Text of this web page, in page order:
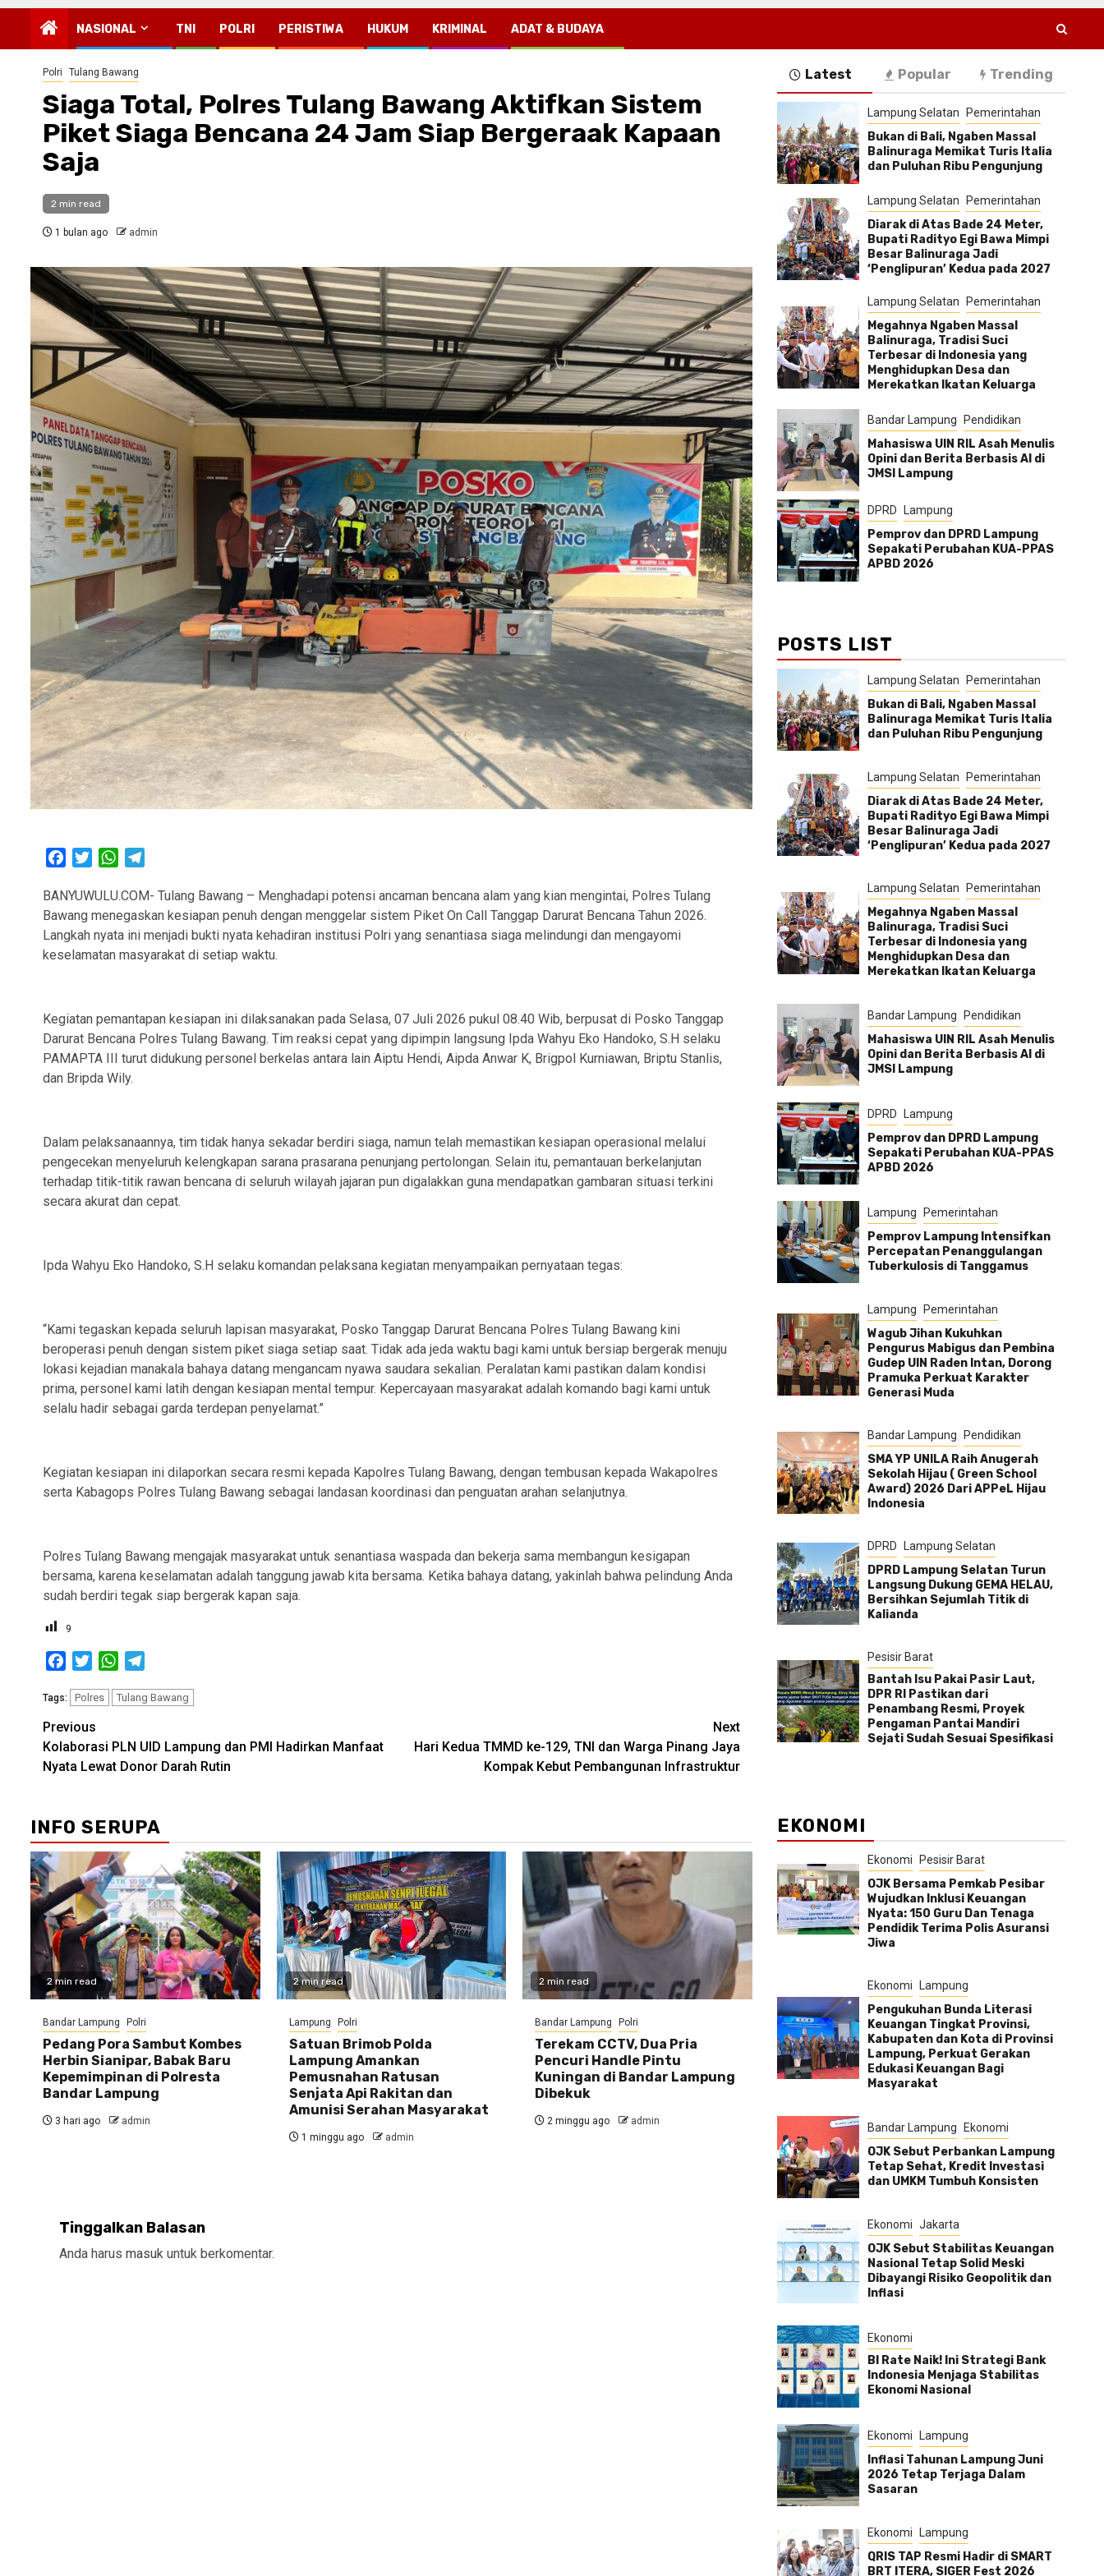
NASIONAL TNI POLRI PERISTIWA HUKUM KRIMINAL ADAT & BUDAYA
Polri Tulang Bawang
Siaga Total, Polres Tulang Bawang Aktifkan Sistem
Piket Siaga Bencana 24 Jam Siap Bergeraak Kapaan
Saja
2 min read
1 bulan ago admin
FacebookTwitterWhatsApp
BANYUWULU.COM- Tulang Bawang – Menghadapi potensi ancaman bencana alam yang kian mengintai, Polres Tulang
Bawang menegaskan kesiapan penuh dengan menggelar sistem Piket On Call Tanggap Darurat Bencana Tahun 2026.
Langkah nyata ini menjadi bukti nyata kehadiran institusi Polri yang senantiasa siaga melindungi dan mengayomi
keselamatan masyarakat di setiap waktu.
Kegiatan pemantapan kesiapan ini dilaksanakan pada Selasa, 07 Juli 2026 pukul 08.40 Wib, berpusat di Posko Tanggap
Darurat Bencana Polres Tulang Bawang. Tim reaksi cepat yang dipimpin langsung Ipda Wahyu Eko Handoko, S.H selaku
PAMAPTA III turut didukung personel berkelas antara lain Aiptu Hendi, Aipda Anwar K, Brigpol Kurniawan, Briptu Stanlis,
dan Bripda Wily.
Dalam pelaksanaannya, tim tidak hanya sekadar berdiri siaga, namun telah memastikan kesiapan operasional melalui
pengecekan menyeluruh kelengkapan sarana prasarana penunjang pertolongan. Selain itu, pemantauan berkelanjutan
terhadap titik-titik rawan bencana di seluruh wilayah jajaran pun digalakkan guna mendapatkan gambaran situasi terkini
secara akurat dan cepat.
Ipda Wahyu Eko Handoko, S.H selaku komandan pelaksana kegiatan menyampaikan pernyataan tegas:
“Kami tegaskan kepada seluruh lapisan masyarakat, Posko Tanggap Darurat Bencana Polres Tulang Bawang kini
beroperasi penuh dengan sistem piket siaga setiap saat. Tidak ada jeda waktu bagi kami untuk bersiap bergerak menuju
lokasi kejadian manakala bahaya datang mengancam nyawa saudara sekalian. Peralatan kami pastikan dalam kondisi
prima, personel kami latih dengan kesiapan mental tempur. Kepercayaan masyarakat adalah komando bagi kami untuk
selalu hadir sebagai garda terdepan penyelamat.”
Kegiatan kesiapan ini dilaporkan secara resmi kepada Kapolres Tulang Bawang, dengan tembusan kepada Wakapolres
serta Kabagops Polres Tulang Bawang sebagai landasan koordinasi dan penguatan arahan selanjutnya.
Polres Tulang Bawang mengajak masyarakat untuk senantiasa waspada dan bekerja sama membangun kesigapan
bersama, karena keselamatan adalah tanggung jawab kita bersama. Ketika bahaya datang, yakinlah bahwa pelindung Anda
sudah berdiri tegak siap bergerak kapan saja.
9
FacebookTwitterWhatsApp
Tags: Polres Tulang Bawang
Post
navigation
Previous
Kolaborasi PLN UID Lampung dan PMI Hadirkan Manfaat
Nyata Lewat Donor Darah Rutin
Next
Hari Kedua TMMD ke-129, TNI dan Warga Pinang Jaya
Kompak Kebut Pembangunan Infrastruktur
INFO SERUPA
2 min read
Bandar Lampung Polri
Pedang Pora Sambut Kombes
Herbin Sianipar, Babak Baru
Kepemimpinan di Polresta
Bandar Lampung
3 hari ago admin
2 min read
Lampung Polri
Satuan Brimob Polda
Lampung Amankan
Pemusnahan Ratusan
Senjata Api Rakitan dan
Amunisi Serahan Masyarakat
1 minggu ago admin
2 min read
Bandar Lampung Polri
Terekam CCTV, Dua Pria
Pencuri Handle Pintu
Kuningan di Bandar Lampung
Dibekuk
2 minggu ago admin
Tinggalkan Balasan
Anda harus masuk untuk berkomentar.
Latest Popular Trending
Lampung Selatan Pemerintahan
Bukan di Bali, Ngaben Massal
Balinuraga Memikat Turis Italia
dan Puluhan Ribu Pengunjung
Lampung Selatan Pemerintahan
Diarak di Atas Bade 24 Meter,
Bupati Radityo Egi Bawa Mimpi
Besar Balinuraga Jadi
‘Penglipuran’ Kedua pada 2027
Lampung Selatan Pemerintahan
Megahnya Ngaben Massal
Balinuraga, Tradisi Suci
Terbesar di Indonesia yang
Menghidupkan Desa dan
Merekatkan Ikatan Keluarga
Bandar Lampung Pendidikan
Mahasiswa UIN RIL Asah Menulis
Opini dan Berita Berbasis AI di
JMSI Lampung
DPRD Lampung
Pemprov dan DPRD Lampung
Sepakati Perubahan KUA-PPAS
APBD 2026
POSTS LIST
Lampung Selatan Pemerintahan
Bukan di Bali, Ngaben Massal
Balinuraga Memikat Turis Italia
dan Puluhan Ribu Pengunjung
Lampung Selatan Pemerintahan
Diarak di Atas Bade 24 Meter,
Bupati Radityo Egi Bawa Mimpi
Besar Balinuraga Jadi
‘Penglipuran’ Kedua pada 2027
Lampung Selatan Pemerintahan
Megahnya Ngaben Massal
Balinuraga, Tradisi Suci
Terbesar di Indonesia yang
Menghidupkan Desa dan
Merekatkan Ikatan Keluarga
Bandar Lampung Pendidikan
Mahasiswa UIN RIL Asah Menulis
Opini dan Berita Berbasis AI di
JMSI Lampung
DPRD Lampung
Pemprov dan DPRD Lampung
Sepakati Perubahan KUA-PPAS
APBD 2026
Lampung Pemerintahan
Pemprov Lampung Intensifkan
Percepatan Penanggulangan
Tuberkulosis di Tanggamus
Lampung Pemerintahan
Wagub Jihan Kukuhkan
Pengurus Mabigus dan Pembina
Gudep UIN Raden Intan, Dorong
Pramuka Perkuat Karakter
Generasi Muda
Bandar Lampung Pendidikan
SMA YP UNILA Raih Anugerah
Sekolah Hijau ( Green School
Award) 2026 Dari APPeL Hijau
Indonesia
DPRD Lampung Selatan
DPRD Lampung Selatan Turun
Langsung Dukung GEMA HELAU,
Bersihkan Sejumlah Titik di
Kalianda
Pesisir Barat
Bantah Isu Pakai Pasir Laut,
DPR RI Pastikan dari
Penambang Resmi, Proyek
Pengaman Pantai Mandiri
Sejati Sudah Sesuai Spesifikasi
EKONOMI
Ekonomi Pesisir Barat
OJK Bersama Pemkab Pesibar
Wujudkan Inklusi Keuangan
Nyata: 150 Guru Dan Tenaga
Pendidik Terima Polis Asuransi
Jiwa
Ekonomi Lampung
Pengukuhan Bunda Literasi
Keuangan Tingkat Provinsi,
Kabupaten dan Kota di Provinsi
Lampung, Perkuat Gerakan
Edukasi Keuangan Bagi
Masyarakat
Bandar Lampung Ekonomi
OJK Sebut Perbankan Lampung
Tetap Sehat, Kredit Investasi
dan UMKM Tumbuh Konsisten
Ekonomi Jakarta
OJK Sebut Stabilitas Keuangan
Nasional Tetap Solid Meski
Dibayangi Risiko Geopolitik dan
Inflasi
Ekonomi
BI Rate Naik! Ini Strategi Bank
Indonesia Menjaga Stabilitas
Ekonomi Nasional
Ekonomi Lampung
Inflasi Tahunan Lampung Juni
2026 Tetap Terjaga Dalam
Sasaran
Ekonomi Lampung
QRIS TAP Resmi Hadir di SMART
BRT ITERA, SIGER Fest 2026